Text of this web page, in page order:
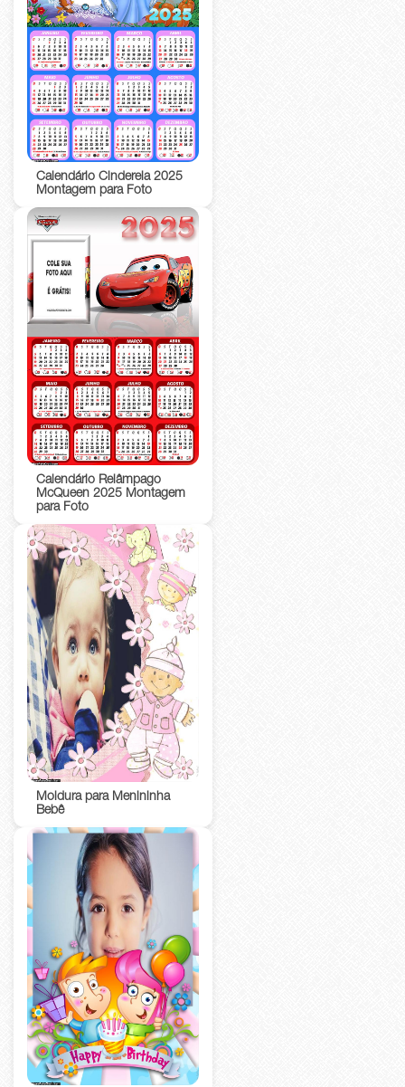
Calendário Cinderela 2025
Montagem para Foto
Calendário Relâmpago
McQueen 2025 Montagem
para Foto
Moldura para Menininha
Bebê